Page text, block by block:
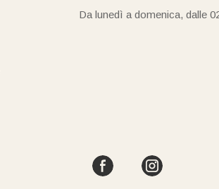
Da lunedì a domenica, dalle